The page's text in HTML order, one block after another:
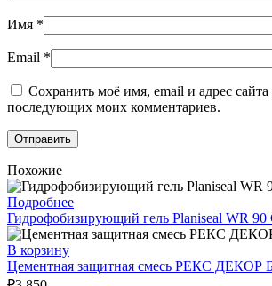
Имя *
Email *
Сохранить моё имя, email и адрес сайта
последующих моих комментариев.
Похожие
Подробнее
Гидрофобизирующий гель Planiseal WR 90
В корзину
Цементная защитная смесь РЕКС ДЕКОР